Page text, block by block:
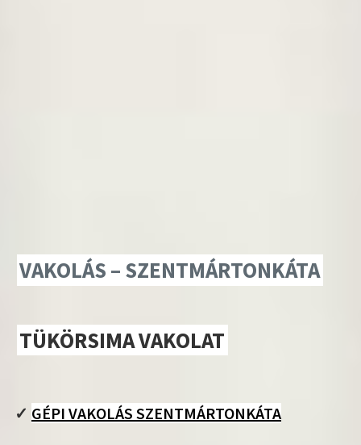
VAKOLÁS – SZENTMÁRTONKÁTA
TÜKÖRSIMA VAKOLAT
✓ GÉPI VAKOLÁS SZENTMÁRTONKÁTA